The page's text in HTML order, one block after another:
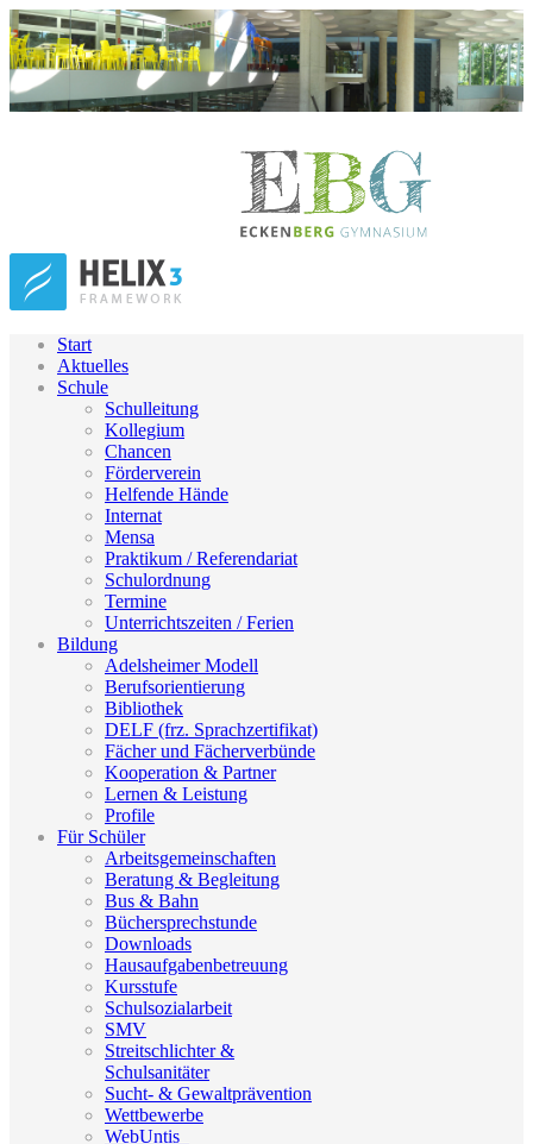
Start
Aktuelles
Schule
Schulleitung
Kollegium
Chancen
Förderverein
Helfende Hände
Internat
Mensa
Praktikum / Referendariat
Schulordnung
Termine
Unterrichtszeiten / Ferien
Bildung
Adelsheimer Modell
Berufsorientierung
Bibliothek
DELF (frz. Sprachzertifikat)
Fächer und Fächerverbünde
Kooperation & Partner
Lernen & Leistung
Profile
Für Schüler
Arbeitsgemeinschaften
Beratung & Begleitung
Bus & Bahn
Büchersprechstunde
Downloads
Hausaufgabenbetreuung
Kursstufe
Schulsozialarbeit
SMV
Streitschlichter &
Schulsanitäter
Sucht- & Gewaltprävention
Wettbewerbe
WebUntis_